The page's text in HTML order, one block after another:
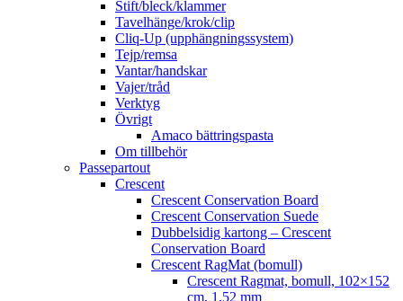
Stift/bleck/klammer
Tavelhänge/krok/clip
Cliq-Up (upphängningssystem)
Tejp/remsa
Vantar/handskar
Vajer/tråd
Verktyg
Övrigt
Amaco bättringspasta
Om tillbehör
Passepartout
Crescent
Crescent Conservation Board
Crescent Conservation Suede
Dubbelsidig kartong – Crescent
Conservation Board
Crescent RagMat (bomull)
Crescent Ragmat, bomull, 102×152
cm, 1,52 mm